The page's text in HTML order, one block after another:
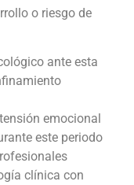
o riesgo de
ante esta
emocional
este periodo
clínica con